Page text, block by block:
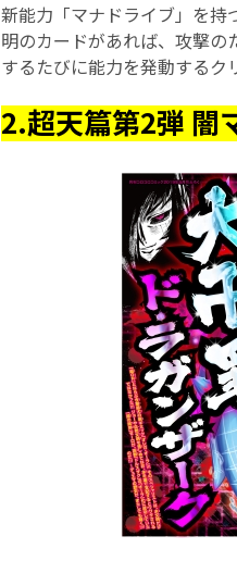
新能力「マナドライブ」を
明のカードがあれば、攻撃
するたびに能力を発動する
2.超天篇第2弾